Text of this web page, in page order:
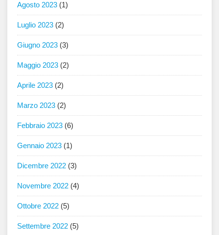
Agosto 2023 (1)
Luglio 2023 (2)
Giugno 2023 (3)
Maggio 2023 (2)
Aprile 2023 (2)
Marzo 2023 (2)
Febbraio 2023 (6)
Gennaio 2023 (1)
Dicembre 2022 (3)
Novembre 2022 (4)
Ottobre 2022 (5)
Settembre 2022 (5)